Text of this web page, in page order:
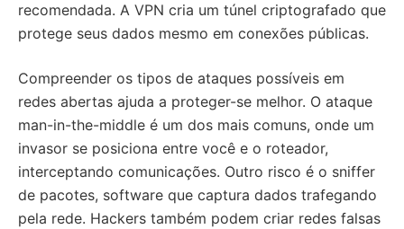
recomendada. A VPN cria um túnel criptografado que
protege seus dados mesmo em conexões públicas.
Compreender os tipos de ataques possíveis em
redes abertas ajuda a proteger-se melhor. O ataque
man-in-the-middle é um dos mais comuns, onde um
invasor se posiciona entre você e o roteador,
interceptando comunicações. Outro risco é o sniffer
de pacotes, software que captura dados trafegando
pela rede. Hackers também podem criar redes falsas